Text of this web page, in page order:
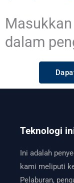
dalam
Teknologi
Ini adalah
kami meliputi
Pelaburan,